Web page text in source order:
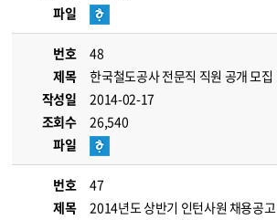
파일
번호
48
제목
한국철도공사 전문직 직원 공개 모집
작성일
2014-02-17
조회수
26,540
파일
번호
47
제목
2014년도 상반기 인턴사원 채용공고